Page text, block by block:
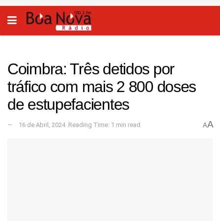
Coimbra: Três detidos por
tráfico com mais 2 800 doses
de estupefacientes
16 de Abril, 2024 Reading Time: 1 min read AA